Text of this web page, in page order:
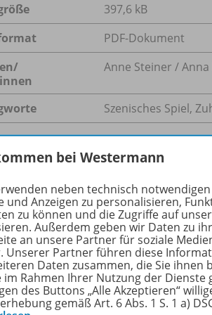
397,6 kB
PDF-Dokument
Anne Steiner /
Szenisches Spiel,
zu spielen, zu präsentieren und zu
bei Westermann
neben technisch
und Anzeigen zu personalisieren,
zu können und die Zugriffe auf
Außerdem geben wir Daten zu
an unsere Partner für soziale
Unserer Partner führen diese
Daten zusammen, die Sie ihnen
im Rahmen Ihrer Nutzung der Dienste
des Buttons „Alle Akzeptieren“
gemäß Art. 6 Abs. 1 S. 1 a)